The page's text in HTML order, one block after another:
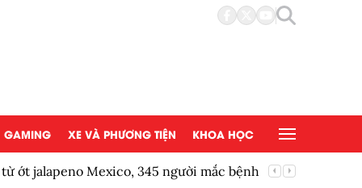
GAMING XE VÀ PHƯƠNG TIỆN KHOA HỌC
ớt jalapeno Mexico, 345 người mắc bệnh